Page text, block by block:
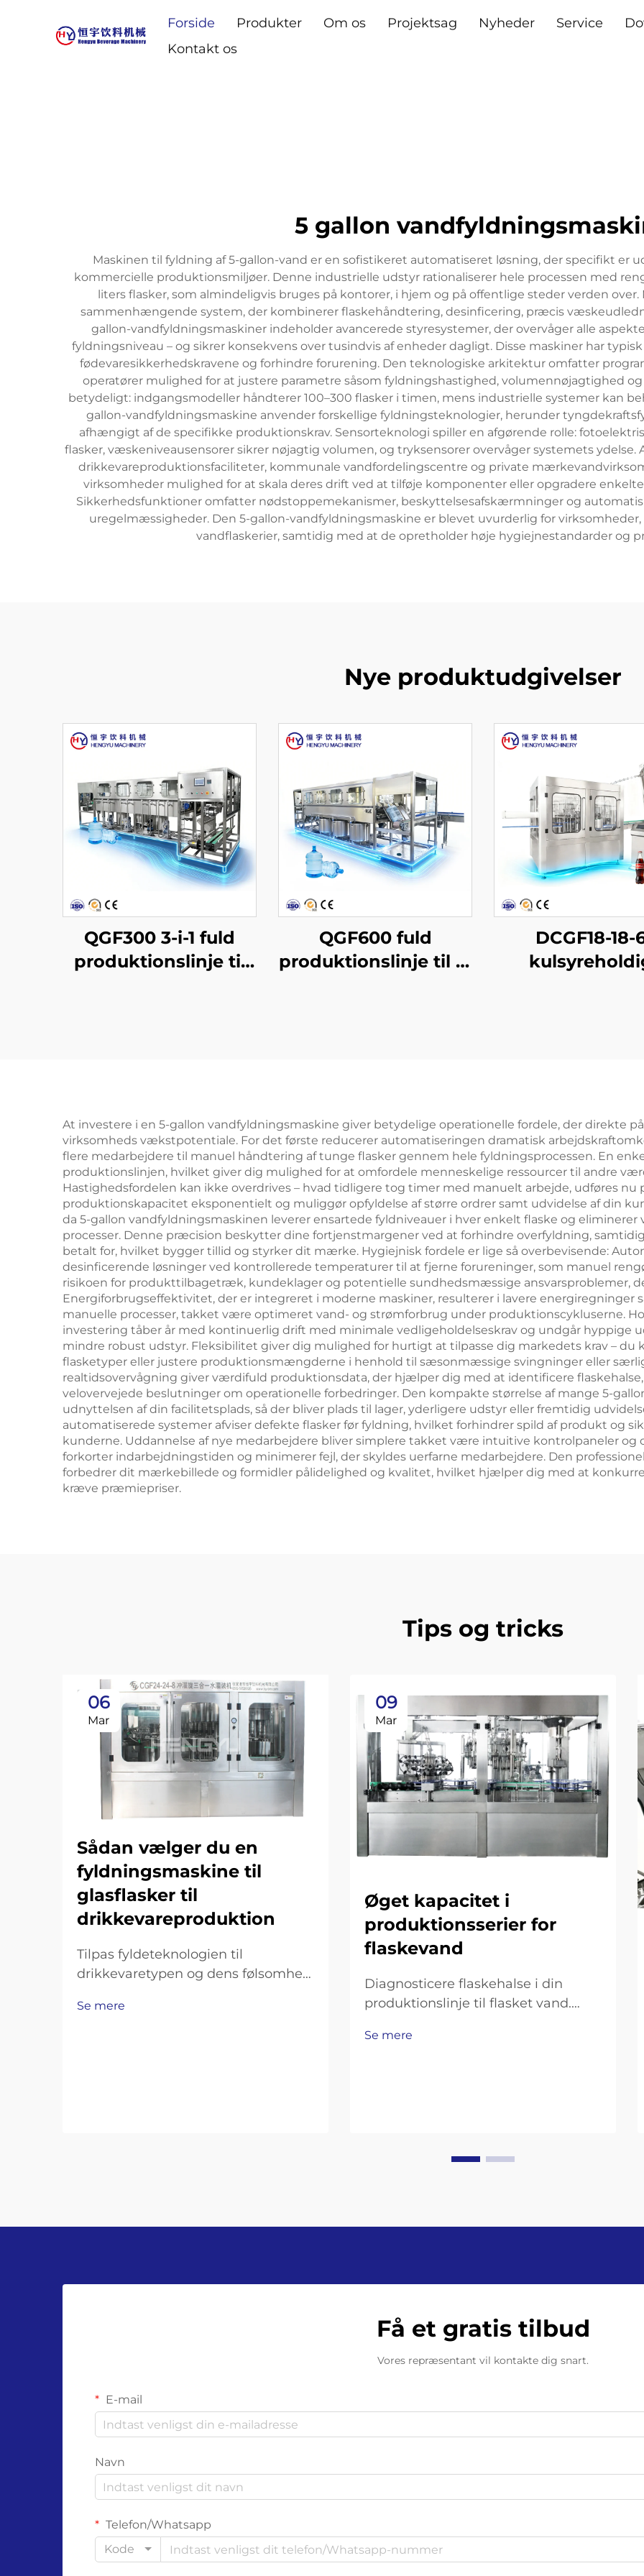
Forside Produkter Om os Projektsag Nyheder Service
Kontakt os
5 gallon
Maskinen til fyldning af 5-gallon-vand er en sofistikeret automatiseret løsning, der specifikt er
kommercielle produktionsmiljøer. Denne industrielle udstyr rationaliserer hele processen med
liters flasker, som almindeligvis bruges på kontorer, i hjem og på offentlige steder verden
sammenhængende system, der kombinerer flaskehåndtering, desinficering, præcis
gallon-vandfyldningsmaskiner indeholder avancerede styresystemer, der overvåger alle
fyldningsniveau – og sikrer konsekvens over tusindvis af enheder dagligt. Disse maskiner har
fødevaresikkerhedskravene og forhindre forurening. Den teknologiske arkitektur omfatter
operatører mulighed for at justere parametre såsom fyldningshastighed, volumennøjagtighed
betydeligt: indgangsmodeller håndterer 100–300 flasker i timen, mens industrielle systemer kan
gallon-vandfyldningsmaskine anvender forskellige fyldningsteknologier, herunder
afhængigt af de specifikke produktionskrav. Sensorteknologi spiller en afgørende rolle:
flasker, væskeniveausensorer sikrer nøjagtig volumen, og tryksensorer overvåger systemets
drikkevareproduktionsfaciliteter, kommunale vandfordelingscentre og private
virksomheder mulighed for at skala deres drift ved at tilføje komponenter eller opgradere
Sikkerhedsfunktioner omfatter nødstoppemekanismer, beskyttelsesafskærmninger og
uregelmæssigheder. Den 5-gallon-vandfyldningsmaskine er blevet uvurderlig for
vandflaskerier, samtidig med at de opretholder høje hygiejnestandarder og
Nye produktudgivelser
QGF300 3-i-1 fuld
produktionslinje til
QGF600 fuld
produktionslinje til 3-
DCGF18-18-
At investere i en 5-gallon vandfyldningsmaskine giver betydelige operationelle fordele, der direkte
virksomheds vækstpotentiale. For det første reducerer automatiseringen dramatisk
flere medarbejdere til manuel håndtering af tunge flasker gennem hele fyldningsprocessen. En
produktionslinjen, hvilket giver dig mulighed for at omfordele menneskelige ressourcer til andre
Hastighedsfordelen kan ikke overdrives – hvad tidligere tog timer med manuelt arbejde, udføres
produktionskapacitet eksponentielt og muliggør opfyldelse af større ordrer samt udvidelse af din
da 5-gallon vandfyldningsmaskinen leverer ensartede fyldniveauer i hver enkelt flaske og eliminerer
processer. Denne præcision beskytter dine fortjenstmargener ved at forhindre overfyldning,
betalt for, hvilket bygger tillid og styrker dit mærke. Hygiejnisk fordele er lige så overbevisende:
desinficerende løsninger ved kontrollerede temperaturer til at fjerne forureninger, som manuel
risikoen for produkttilbagetræk, kundeklager og potentielle sundhedsmæssige ansvarsproblemer,
Energiforbrugseffektivitet, der er integreret i moderne maskiner, resulterer i lavere
manuelle processer, takket være optimeret vand- og strømforbrug under produktionscykluserne.
investering tåber år med kontinuerlig drift med minimale vedligeholdelseskrav og undgår
mindre robust udstyr. Fleksibilitet giver dig mulighed for hurtigt at tilpasse dig markedets krav – du
flasketyper eller justere produktionsmængderne i henhold til sæsonmæssige svingninger eller
realtidsovervågning giver værdifuld produktionsdata, der hjælper dig med at identificere
velovervejede beslutninger om operationelle forbedringer. Den kompakte størrelse af mange 5-
udnyttelsen af din facilitetsplads, så der bliver plads til lager, yderligere udstyr eller fremtidig
automatiserede systemer afviser defekte flasker før fyldning, hvilket forhindrer spild af produkt og
kunderne. Uddannelse af nye medarbejdere bliver simplere takket være intuitive kontrolpaneler og
forkorter indarbejdningstiden og minimerer fejl, der skyldes uerfarne medarbejdere. Den
forbedrer dit mærkebillede og formidler pålidelighed og kvalitet, hvilket hjælper dig med at
kræve præmiepriser.
Tips og tricks
06
Mar
Sådan vælger du en
fyldningsmaskine til
glasflasker til
drikkevareproduktion
Tilpas fyldeteknologien til
drikkevaretypen og dens følsomhed.
kulsyreholdige drikkevarer og øl.
Se mere
09
Mar
Øget kapacitet i
produktionsserier for
flaskevand
Diagnosticere flaskehalse i din
produktionslinje til flasket vand.
gennemløbsmængdeunderskud:
med at sammenligne…
Se mere
Få et gratis tilbud
Vores repræsentant vil kontakte dig snart.
E-mail
Navn
Telefon/Whatsapp
Kode